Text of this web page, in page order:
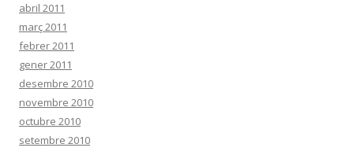
abril 2011
març 2011
febrer 2011
gener 2011
desembre 2010
novembre 2010
octubre 2010
setembre 2010